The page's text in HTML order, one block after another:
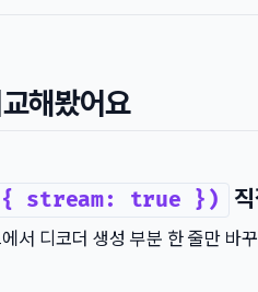
해봤어요
stream: true })
서 디코더 생성 부분 한 줄만 바